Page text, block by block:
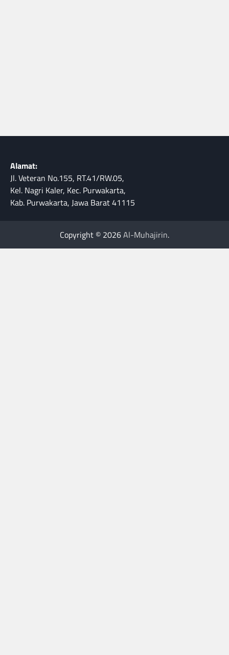
Alamat:
Jl. Veteran No.155, RT.41/RW.05,
Kel. Nagri Kaler, Kec. Purwakarta,
Kab. Purwakarta, Jawa Barat 41115
Copyright © 2026Al-Muhajirin.